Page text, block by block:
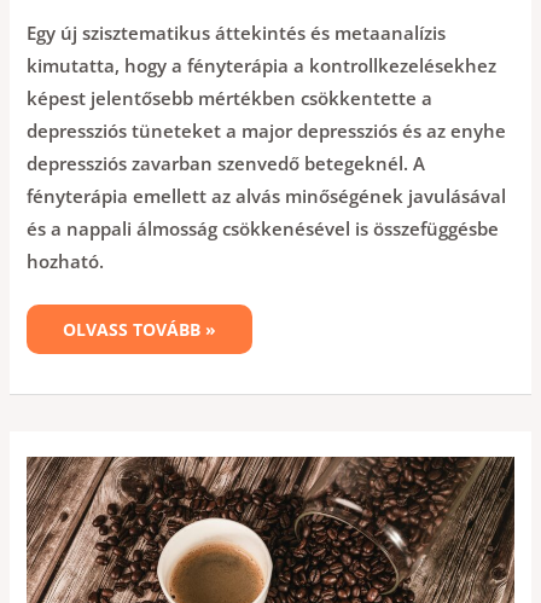
Egy új szisztematikus áttekintés és metaanalízis
kimutatta, hogy a fényterápia a kontrollkezelésekhez
képest jelentősebb mértékben csökkentette a
depressziós tüneteket a major depressziós és az enyhe
depressziós zavarban szenvedő betegeknél. A
fényterápia emellett az alvás minőségének javulásával
és a nappali álmosság csökkenésével is összefüggésbe
hozható.
OLVASS TOVÁBB »
A
MAGASABB
KOFFEINFOGYASZTÁS
ÖSSZEFÜGGÉSBE
HOZHATÓ
A
DEPRESSZIÓ
SÚLYOSABB
FORMÁIVAL